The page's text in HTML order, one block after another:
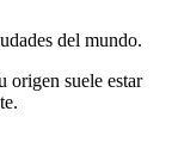
del mundo.
origen suele estar